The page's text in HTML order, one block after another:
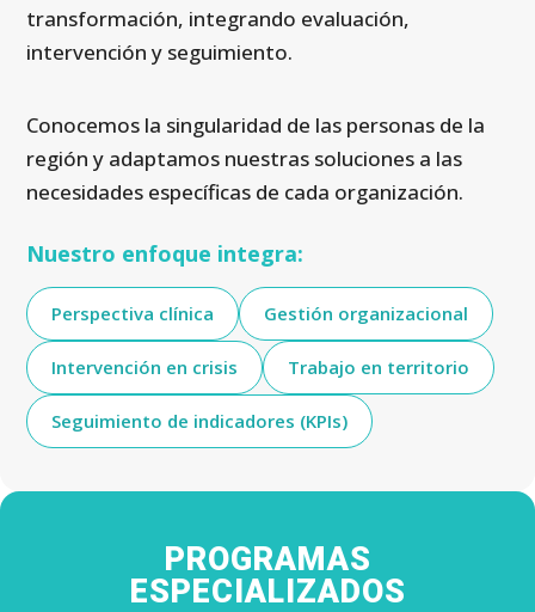
transformación, integrando evaluación,
intervención y seguimiento.
Conocemos la singularidad de las personas de la
región y adaptamos nuestras soluciones a las
necesidades específicas de cada organización.
Nuestro enfoque integra:
Perspectiva clínica Gestión organizacional
Intervención en crisis Trabajo en territorio
Seguimiento de indicadores (KPIs)
PROGRAMAS
ESPECIALIZADOS